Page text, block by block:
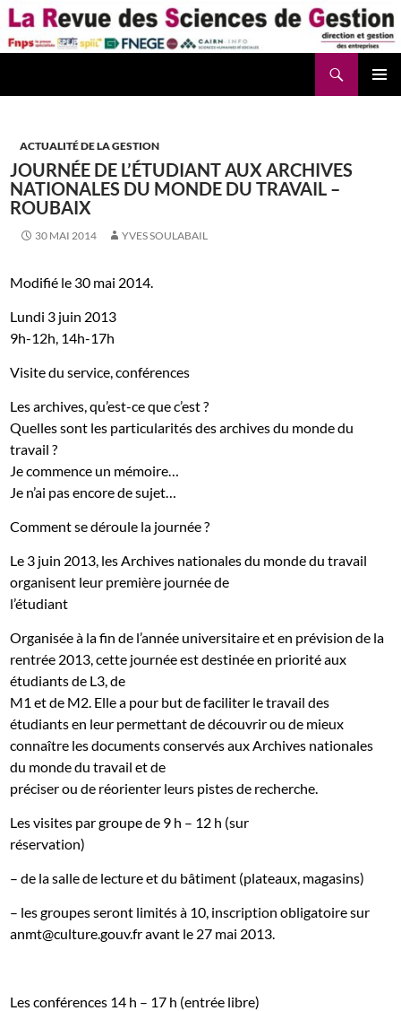
Aller
au
contenu
ACTUALITÉ DE LA GESTION
JOURNÉE DE L’ÉTUDIANT AUX ARCHIVES
NATIONALES DU MONDE DU TRAVAIL –
ROUBAIX
30 MAI 2014 YVES SOULABAIL
Modifié le 30 mai 2014.
Lundi 3 juin 2013
9h-12h, 14h-17h
Visite du service, conférences
Les archives, qu’est-ce que c’est ?
Quelles sont les particularités des archives du monde du
travail ?
Je commence un mémoire…
Je n’ai pas encore de sujet…
Comment se déroule la journée ?
Le 3 juin 2013, les Archives nationales du monde du travail
organisent leur première journée de
l’étudiant
Organisée à la fin de l’année universitaire et en prévision de la
rentrée 2013, cette journée est destinée en priorité aux
étudiants de L3, de
M1 et de M2. Elle a pour but de faciliter le travail des
étudiants en leur permettant de découvrir ou de mieux
connaître les documents conservés aux Archives nationales
du monde du travail et de
préciser ou de réorienter leurs pistes de recherche.
Les visites par groupe de 9 h – 12 h (sur
réservation)
– de la salle de lecture et du bâtiment (plateaux, magasins)
– les groupes seront limités à 10, inscription obligatoire sur
anmt@culture.gouv.fravant le 27 mai 2013.
Les conférences 14 h – 17 h (entrée libre)